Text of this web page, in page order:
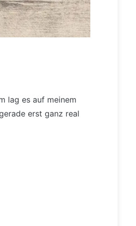
lag es auf meinem
erst ganz real